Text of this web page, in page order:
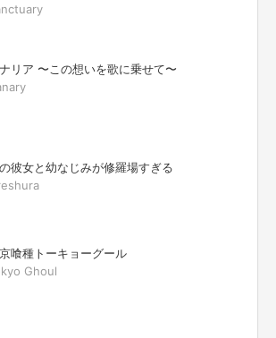
リア 〜この想いを歌に乗せて〜
彼女と幼なじみが修羅場すぎる
喰種トーキョーグール
Ghoul